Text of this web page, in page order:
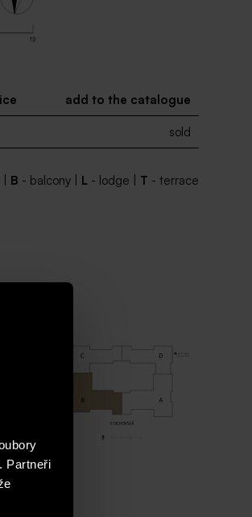
Partneři
add to the catalogue
sold
B - balcony | L - lodge | T - terrace